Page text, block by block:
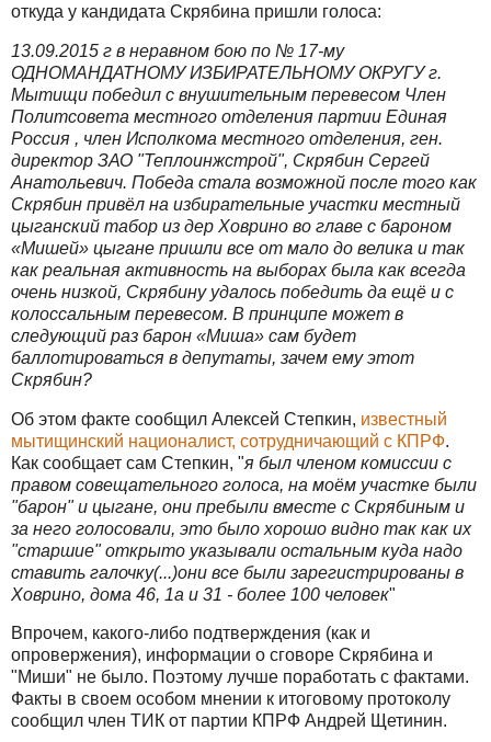
откуда у кандидата Скрябина пришли голоса:
13.09.2015 г в неравном бою по № 17-му
ОДНОМАНДАТНОМУ ИЗБИРАТЕЛЬНОМУ ОКРУГУ г.
Мытищи победил с внушительным перевесом Член
Политсовета местного отделения партии Единая
Россия , член Исполкома местного отделения, ген.
директор ЗАО "Теплоинжстрой", Скрябин Сергей
Анатольевич. Победа стала возможной после того как
Скрябин привёл на избирательные участки местный
цыганский табор из дер Ховрино во главе с бароном
«Мишей» цыгане пришли все от мало до велика и так
как реальная активность на выборах была как всегда
очень низкой, Скрябину удалось победить да ещё и с
колоссальным перевесом. В принципе может в
следующий раз барон «Миша» сам будет
баллотироваться в депутаты, зачем ему этот
Скрябин?
Об этом факте сообщил Алексей Степкин, известный
мытищинский националист, сотрудничающий с КПРФ.
Как сообщает сам Степкин, "я был членом комиссии с
правом совещательного голоса, на моём участке были
"барон" и цыгане, они пребыли вместе с Скрябиным и
за него голосовали, это было хорошо видно так как их
"старшие" открыто указывали остальным куда надо
ставить галочку(...)они все были зарегистрированы в
Ховрино, дома 46, 1а и 31 - более 100 человек"
Впрочем, какого-либо подтверждения (как и
опровержения), информации о сговоре Скрябина и
"Миши" не было. Поэтому лучше поработать с фактами.
Факты в своем особом мнении к итоговому протоколу
сообщил член ТИК от партии КПРФ Андрей Щетинин.